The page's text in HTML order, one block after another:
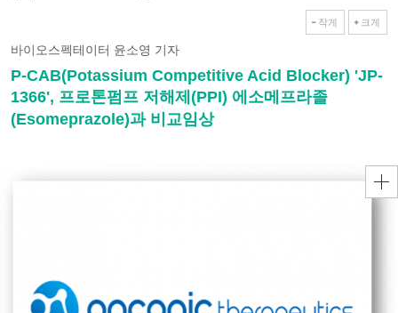
작게 크게
바이오스펙테이터 윤소영 기자
P-CAB(Potassium Competitive Acid Blocker) 'JP-
1366', 프로톤펌프 저해제(PPI) 에소메프라졸
(Esomeprazole)과 비교임상